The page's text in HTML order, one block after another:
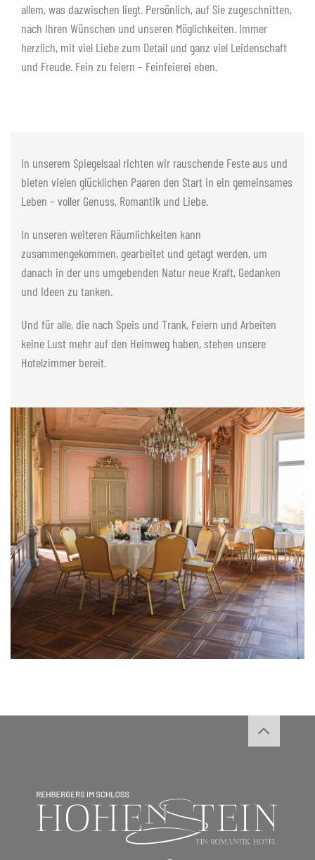
allem, was dazwischen liegt. Persönlich, auf Sie zugeschnitten,
nach Ihren Wünschen und unseren Möglichkeiten. Immer
herzlich, mit viel Liebe zum Detail und ganz viel Leidenschaft
und Freude. Fein zu feiern – Feinfeierei eben.
In unserem Spiegelsaal richten wir rauschende Feste aus und
bieten vielen glücklichen Paaren den Start in ein gemeinsames
Leben – voller Genuss, Romantik und Liebe.
In unseren weiteren Räumlichkeiten kann
zusammengekommen, gearbeitet und getagt werden, um
danach in der uns umgebenden Natur neue Kraft, Gedanken
und Ideen zu tanken.
Und für alle, die nach Speis und Trank, Feiern und Arbeiten
keine Lust mehr auf den Heimweg haben, stehen unsere
Hotelzimmer bereit.